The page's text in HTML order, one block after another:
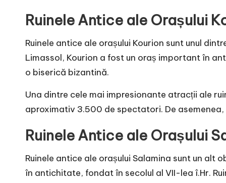
Ruinele Antice ale Orașului
Ruinele antice ale orașului Kourion sunt unul
Limassol, Kourion a fost un oraș important în
o biserică bizantină.
Una dintre cele mai impresionante atracții ale
aproximativ 3.500 de spectatori. De
Ruinele Antice ale Orașului
Ruinele antice ale orașului Salamina sunt un
în antichitate, fondat în secolul al VII-lea î.Hr.